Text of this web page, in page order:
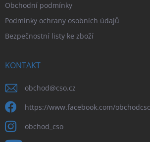
Obchodní podmínky
Podmínky ochrany osobních údajů
Bezpečnostní listy ke zboží
KONTAKT
obchod@cso.cz
https://www.facebook.com/
obchod_cso